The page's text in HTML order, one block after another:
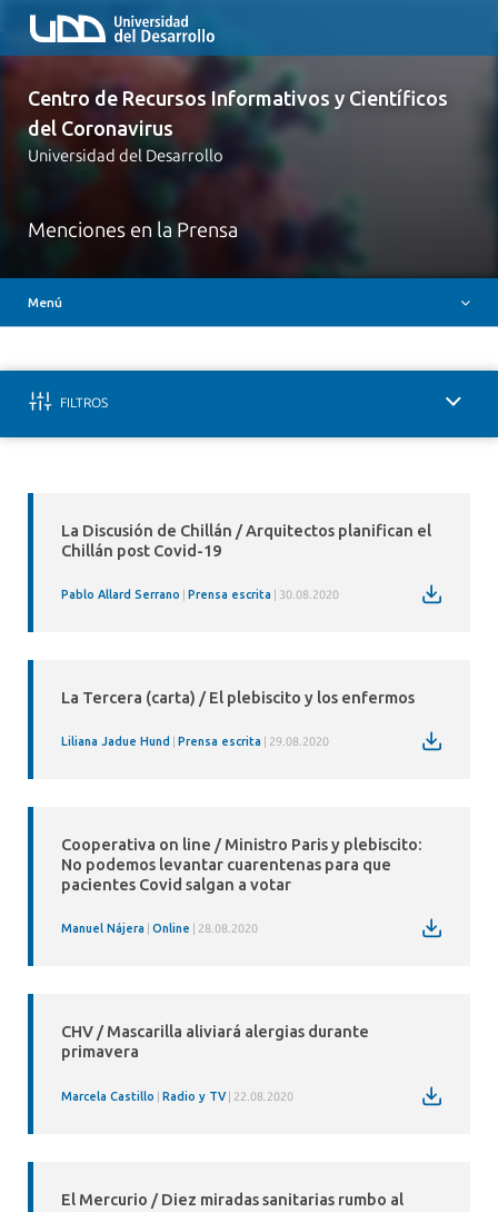
Centro de Recursos Informativos y Científicos
del Coronavirus
Universidad del Desarrollo
Menciones en la Prensa
Menú
Inicio
Iniciativas UDD Covid-19
Claves para entender la enfermedad
Canales oficiales de comunicación
Videos
FILTROS
La Discusión de Chillán / Arquitectos planifican el
Chillán post Covid-19
Pablo Allard Serrano Prensa escrita 30.08.2020
La Tercera (carta) / El plebiscito y los enfermos
Liliana Jadue Hund Prensa escrita 29.08.2020
Cooperativa on line / Ministro Paris y plebiscito:
No podemos levantar cuarentenas para que
pacientes Covid salgan a votar
Manuel Nájera Online 28.08.2020
CHV / Mascarilla aliviará alergias durante
primavera
Marcela Castillo Radio y TV 22.08.2020
El Mercurio / Diez miradas sanitarias rumbo al